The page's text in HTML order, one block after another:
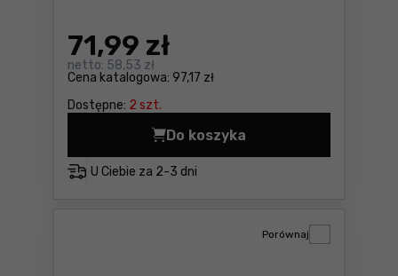
Cena katalogowa: 97,17 zł
71,99 zł
netto: 58,53 zł
Dostępne: 2 szt.
U Ciebie za 2-3 dni
Do koszyka
Zestaw wkrętaków, 8szt.
Porównaj